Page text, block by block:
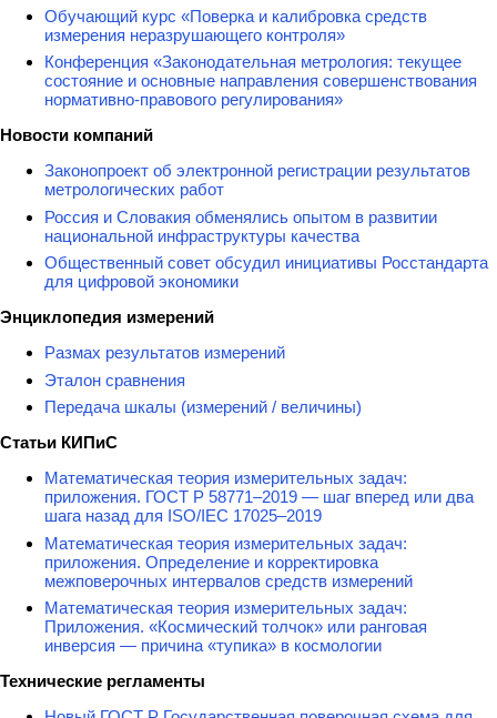
Обучающий курс «Поверка и калибровка средств
измерения неразрушающего контроля»
Конференция «Законодательная метрология: текущее
состояние и основные направления совершенствования
нормативно-правового регулирования»
Новости компаний
Законопроект об электронной регистрации результатов
метрологических работ
Россия и Словакия обменялись опытом в развитии
национальной инфраструктуры качества
Общественный совет обсудил инициативы Росстандарта
для цифровой экономики
Энциклопедия измерений
Размах результатов измерений
Эталон сравнения
Передача шкалы (измерений / величины)
Статьи КИПиС
Математическая теория измерительных задач:
приложения. ГОСТ Р 58771–2019 — шаг вперед или два
шага назад для ISO/IEC 17025–2019
Математическая теория измерительных задач:
приложения. Определение и корректировка
межповерочных интервалов средств измерений
Математическая теория измерительных задач:
Приложения. «Космический толчок» или ранговая
инверсия — причина «тупика» в космологии
Технические регламенты